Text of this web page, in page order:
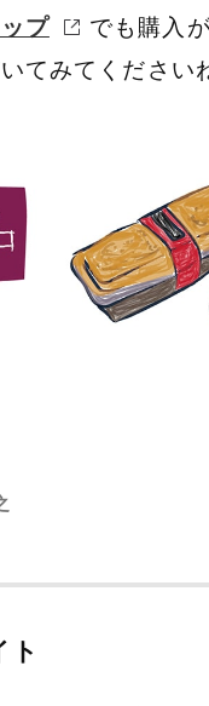
プ
でも購入
てみてください
ト